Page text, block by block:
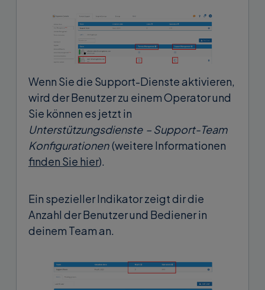
Wenn Sie die Support-Dienste aktivieren,
wird der Benutzer zu einem Operator und
Sie können es jetzt in
Unterstützungsdienste – Support-Team
Konfigurationen (weitere Informationen
finden Sie hier).
Ein spezieller Indikator zeigt dir die
Anzahl der Benutzer und Bediener in
deinem Team an.